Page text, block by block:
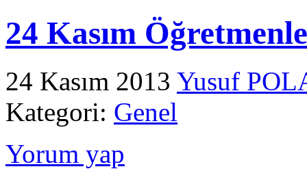
24 Kasım
24 Kasım 2013 Yusuf
Kategori: Genel
Yorum yap